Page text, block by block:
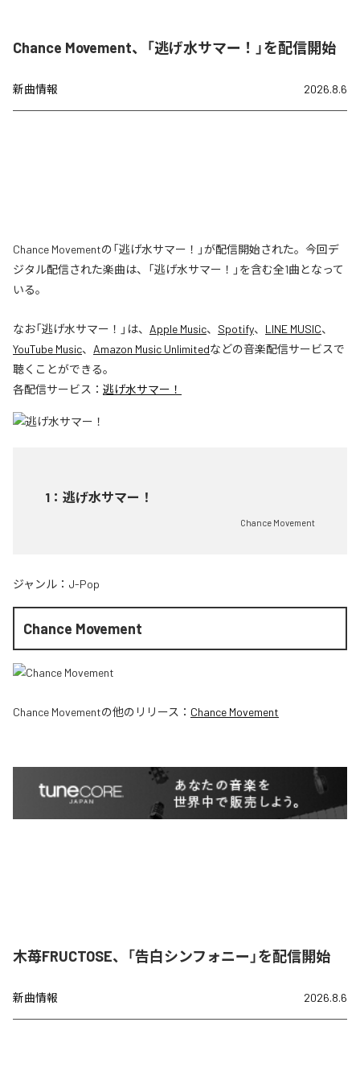
Chance Movement、「逃げ水サマー！」を配信開始
新曲情報 2026.8.6
Chance Movementの「逃げ水サマー！」が配信開始された。今回デ
ジタル配信された楽曲は、「逃げ水サマー！」を含む全1曲となって
いる。
なお「逃げ水サマー！ 」は、 Apple Music、 Spotify、 LINE MUSIC、
YouTube Music、 Amazon Music Unlimitedなどの音楽配信サービスで
聴くことができる。
各配信サービス： 逃げ水サマー！
1 ： 逃げ水サマー！
Chance Movement
ジャンル： J-Pop
Chance Movement
Chance Movementの他のリリース： Chance Movement
木苺FRUCTOSE、「告白シンフォニー」を配信開始
新曲情報 2026.8.6